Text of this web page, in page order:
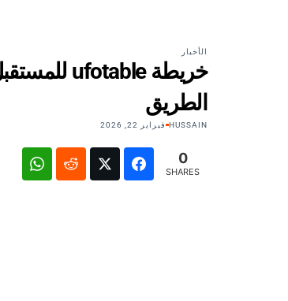
الأخبار
الطريق
HUSSAIN فبراير 22, 2026
0
SHARES